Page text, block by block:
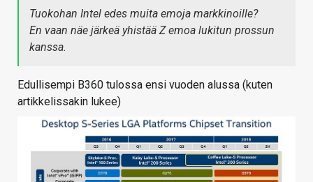
Tuokohan Intel edes muita emoja markkinoille?
En vaan näe järkeä yhistää Z emoa lukitun prossun
kanssa.
Edullisempi B360 tulossa ensi vuoden alussa (kuten
artikkelissakin lukee)